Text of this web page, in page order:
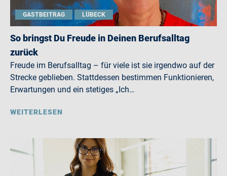
GASTBEITRAG LÜBECK
So bringst Du Freude in Deinen Berufsalltag
zurück
Freude im Berufsalltag – für viele ist sie irgendwo auf der
Strecke geblieben. Stattdessen bestimmen Funktionieren,
Erwartungen und ein stetiges „Ich…
WEITERLESEN